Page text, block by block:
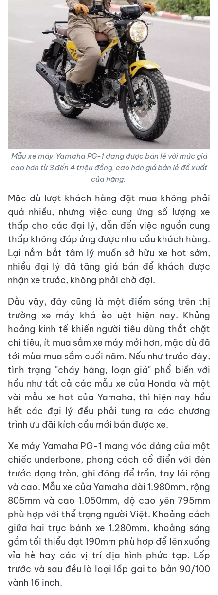
Mẫu xe máy Yamaha PG-1 đang được bán lẻ với mức giá
cao hơn từ 3 đến 4 triệu đồng, cao hơn giá bán lẻ đề xuất
của hãng.
Mặc dù lượt khách hàng đặt mua không phải
quá nhiều, nhưng việc cung ứng số lượng xe
thấp cho các đại lý, dẫn đến việc nguồn cung
thấp không đáp ứng được nhu cầu khách hàng.
Lại nắm bắt tâm lý muốn sở hữu xe hot sớm,
nhiều đại lý đã tăng giá bán để khách được
nhận xe trước, không phải chờ đợi.
Dẫu vậy, đây cũng là một điểm sáng trên thị
trường xe máy khá èo uột hiện nay. Khủng
hoảng kinh tế khiến người tiêu dùng thắt chặt
chi tiêu, ít mua sắm xe máy mới hơn, mặc dù đã
tới mùa mua sắm cuối năm. Nếu như trước đây,
tình trạng "cháy hàng, loạn giá" phổ biến với
hầu như tất cả các mẫu xe của Honda và một
vài mẫu xe hot của Yamaha, thì hiện nay hầu
hết các đại lý đều phải tung ra các chương
trình ưu đãi kích cầu mới bán được xe.
Xe máy Yamaha PG-1 mang vóc dáng của một
chiếc underbone, phong cách cổ điển với đèn
trước dạng tròn, ghi đông để trần, tay lái rộng
và cao. Mẫu xe của Yamaha dài 1.980mm, rộng
805mm và cao 1.050mm, độ cao yên 795mm
phù hợp với thể trạng người Việt. Khoảng cách
giữa hai trục bánh xe 1.280mm, khoảng sáng
gầm tối thiểu đạt 190mm phù hợp để lên xuống
vỉa hè hay các vị trí địa hình phức tạp. Lốp
trước và sau đều là loại lốp gai to bản 90/100
vành 16 inch.